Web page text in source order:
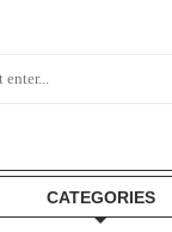
CATEGORIES